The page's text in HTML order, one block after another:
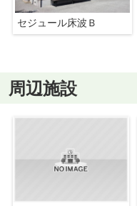
セジュール床波Ｂ
周辺施設